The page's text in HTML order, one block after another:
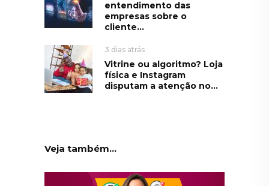
entendimento das
empresas sobre o
cliente...
3 dias atrás
Vitrine ou algoritmo? Loja
física e Instagram
disputam a atenção no...
Veja também...